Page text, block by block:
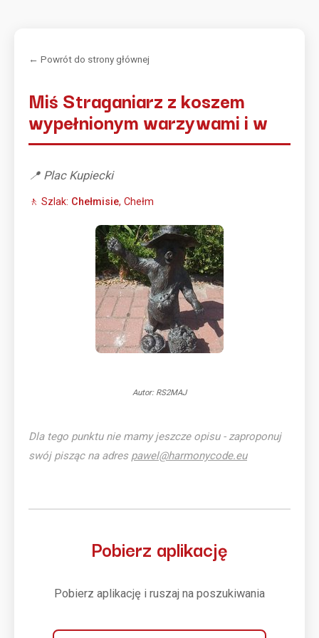
← Powrót do strony głównej
Miś Straganiarz z koszem
wypełnionym warzywami i w
📍 Plac Kupiecki
🚶 Szlak: Chełmisie, Chełm
Autor: RS2MAJ
Dla tego punktu nie mamy jeszcze opisu - zaproponuj
swój pisząc na adres pawel@harmonycode.eu
Pobierz aplikację
Pobierz aplikację i ruszaj na poszukiwania